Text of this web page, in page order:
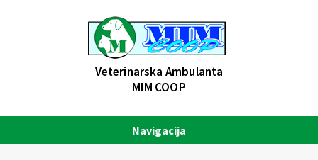
Veterinarska Ambulanta
MIM COOP
Navigacija